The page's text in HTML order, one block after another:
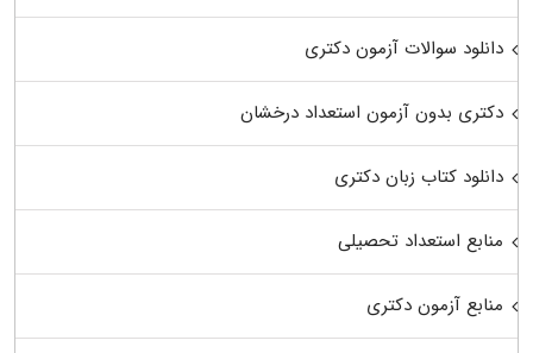
دانلود سوالات آزمون دکتری
دکتری بدون آزمون استعداد درخشان
دانلود کتاب زبان دکتری
منابع استعداد تحصیلی
منابع آزمون دکتری